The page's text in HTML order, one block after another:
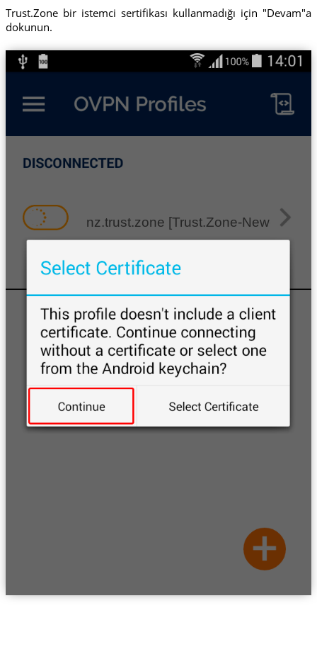
Trust.Zone bir istemci sertifikası kullanmadığı için "Devam"a
dokunun.
nz.trust.zone [Trust.Zone-New-